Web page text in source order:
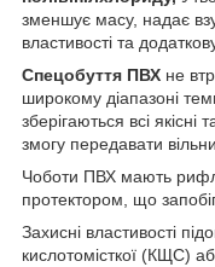
зменшує масу, надає
властивості та
Спецобуття ПВХ не
широкому діапазоні
зберігаються всі
змогу передавати
Чоботи ПВХ мають
протектором, що
Захисні властивості
кислотомісткої (КЩС)